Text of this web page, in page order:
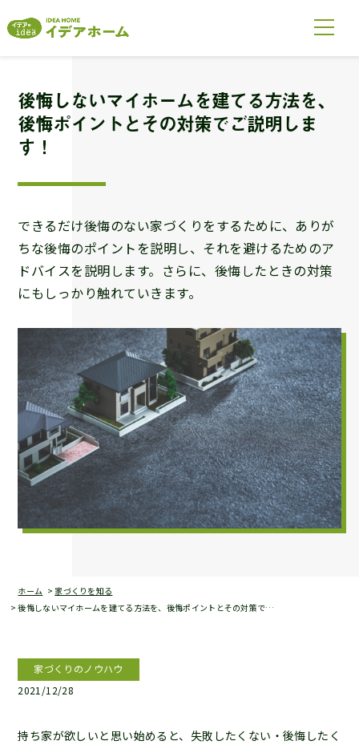
後悔しないマイホームを建てる方法を、
後悔ポイントとその対策でご説明しま
す！
できるだけ後悔のない家づくりをするために、ありが
ちな後悔のポイントを説明し、それを避けるためのア
ドバイスを説明します。さらに、後悔したときの対策
にもしっかり触れていきます。
ホーム
家づくりを知る
後悔しないマイホームを建てる方法を、後悔ポイントとその対策で…
家づくりのノウハウ
2021/12/28
持ち家が欲しいと思い始めると、失敗したくない・後悔したく